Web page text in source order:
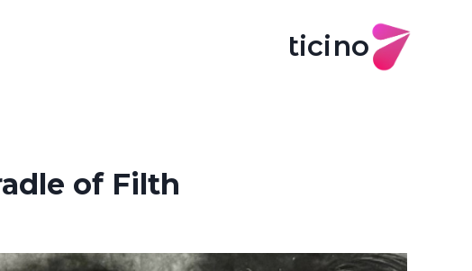
ticino
of Filth